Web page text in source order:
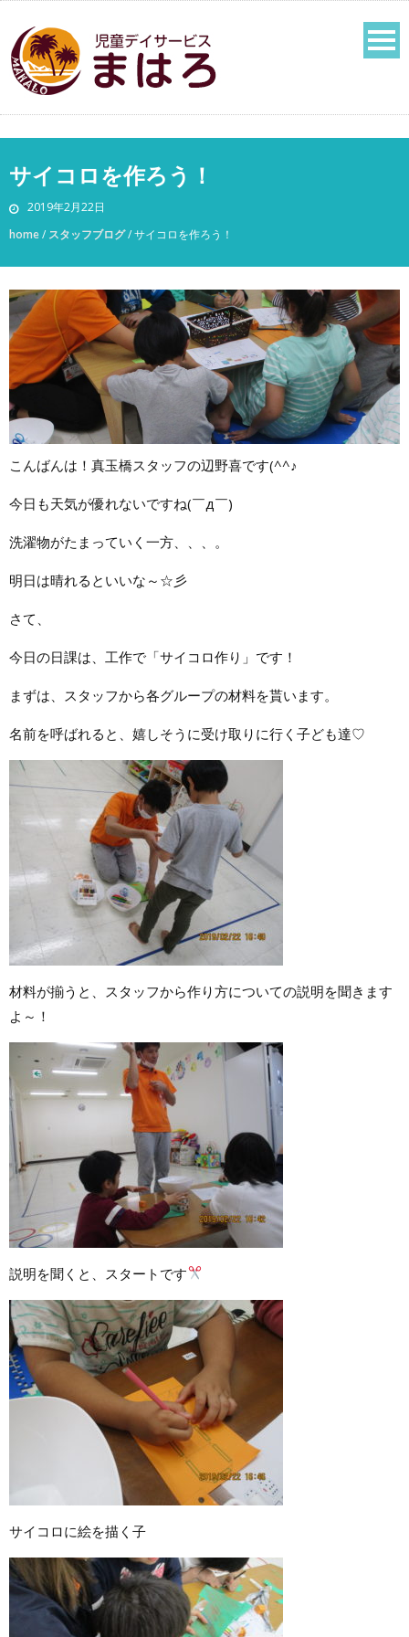
サイコロを作ろう！
2019年2月22日
home/ スタッフブログ/サイコロを作ろう！
こんばんは！真玉橋スタッフの辺野喜です(^^♪
今日も天気が優れないですね(￣д￣)
洗濯物がたまっていく一方、、、。
明日は晴れるといいな～☆彡
さて、
今日の日課は、工作で「サイコロ作り」です！
まずは、スタッフから各グループの材料を貰います。
名前を呼ばれると、嬉しそうに受け取りに行く子ども達♡
材料が揃うと、スタッフから作り方についての説明を聞きます
よ～！
説明を聞くと、スタートです
サイコロに絵を描く子